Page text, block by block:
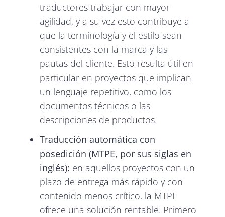
traductores trabajar con mayor
agilidad, y a su vez esto contribuye a
que la terminología y el estilo sean
consistentes con la marca y las
pautas del cliente. Esto resulta útil en
particular en proyectos que implican
un lenguaje repetitivo, como los
documentos técnicos o las
descripciones de productos.
Traducción automática con
posedición (MTPE, por sus siglas en
inglés): en aquellos proyectos con un
plazo de entrega más rápido y con
contenido menos crítico, la MTPE
ofrece una solución rentable. Primero